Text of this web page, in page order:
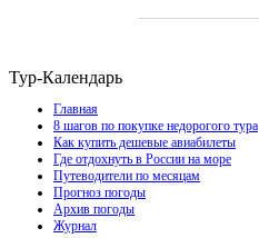
Тур-Календарь
Главная
8 шагов по покупке недорогого тура
Как купить дешевые авиабилеты
Где отдохнуть в России на море
Путеводители по месяцам
Прогноз погоды
Архив погоды
Журнал